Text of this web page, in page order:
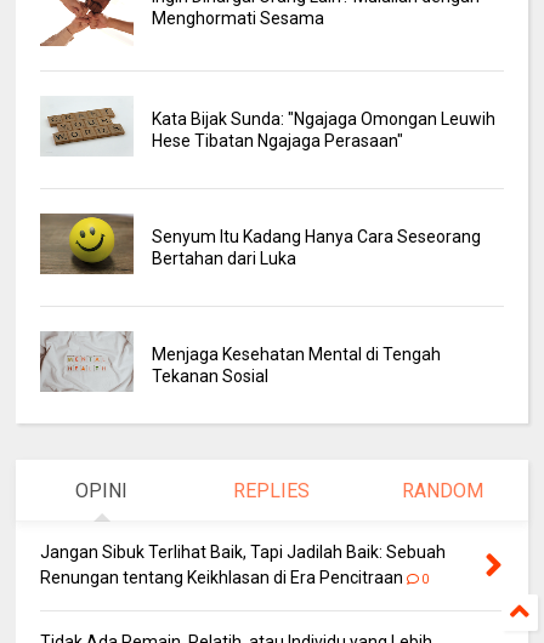
Menghormati Sesama
Kata Bijak Sunda: "Ngajaga Omongan Leuwih
Hese Tibatan Ngajaga Perasaan"
Senyum Itu Kadang Hanya Cara Seseorang
Bertahan dari Luka
Menjaga Kesehatan Mental di Tengah
Tekanan Sosial
OPINI REPLIES RANDOM
Jangan Sibuk Terlihat Baik, Tapi Jadilah Baik: Sebuah
Renungan tentang Keikhlasan di Era Pencitraan
0